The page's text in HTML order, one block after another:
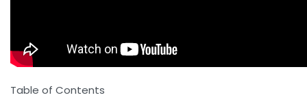
Table of Contents